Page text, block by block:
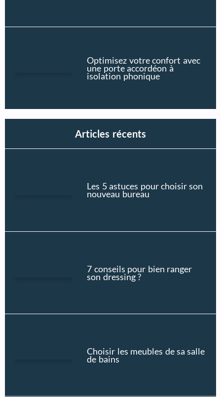
Optimisez votre confort avec
une porte accordéon à
isolation phonique
Articles récents
Les 5 astuces pour choisir son
nouveau bureau
7 conseils pour bien ranger
son dressing ?
Choisir les meubles de sa salle
de bains